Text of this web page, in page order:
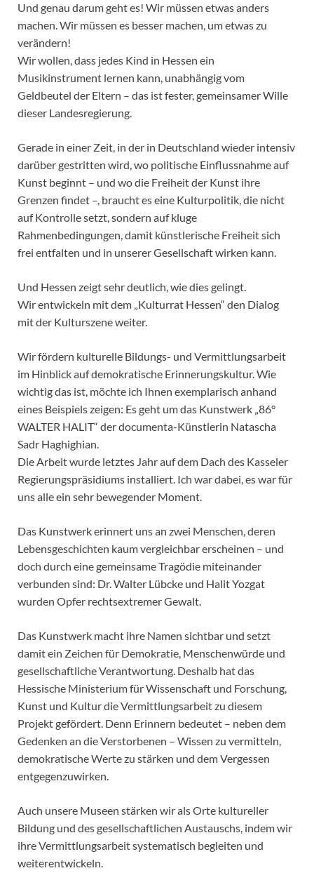
Und genau darum geht es! Wir müssen etwas anders
machen. Wir müssen es besser machen, um etwas zu
verändern!
Wir wollen, dass jedes Kind in Hessen ein
Musikinstrument lernen kann, unabhängig vom
Geldbeutel der Eltern – das ist fester, gemeinsamer Wille
dieser Landesregierung.
Gerade in einer Zeit, in der in Deutschland wieder intensiv
darüber gestritten wird, wo politische Einflussnahme auf
Kunst beginnt – und wo die Freiheit der Kunst ihre
Grenzen findet –, braucht es eine Kulturpolitik, die nicht
auf Kontrolle setzt, sondern auf kluge
Rahmenbedingungen, damit künstlerische Freiheit sich
frei entfalten und in unserer Gesellschaft wirken kann.
Und Hessen zeigt sehr deutlich, wie dies gelingt.
Wir entwickeln mit dem „Kulturrat Hessen“ den Dialog
mit der Kulturszene weiter.
Wir fördern kulturelle Bildungs- und Vermittlungsarbeit
im Hinblick auf demokratische Erinnerungskultur. Wie
wichtig das ist, möchte ich Ihnen exemplarisch anhand
eines Beispiels zeigen: Es geht um das Kunstwerk „86°
WALTER HALIT“ der documenta-Künstlerin Natascha
Sadr Haghighian.
Die Arbeit wurde letztes Jahr auf dem Dach des Kasseler
Regierungspräsidiums installiert. Ich war dabei, es war für
uns alle ein sehr bewegender Moment.
Das Kunstwerk erinnert uns an zwei Menschen, deren
Lebensgeschichten kaum vergleichbar erscheinen – und
doch durch eine gemeinsame Tragödie miteinander
verbunden sind: Dr. Walter Lübcke und Halit Yozgat
wurden Opfer rechtsextremer Gewalt.
Das Kunstwerk macht ihre Namen sichtbar und setzt
damit ein Zeichen für Demokratie, Menschenwürde und
gesellschaftliche Verantwortung. Deshalb hat das
Hessische Ministerium für Wissenschaft und Forschung,
Kunst und Kultur die Vermittlungsarbeit zu diesem
Projekt gefördert. Denn Erinnern bedeutet – neben dem
Gedenken an die Verstorbenen – Wissen zu vermitteln,
demokratische Werte zu stärken und dem Vergessen
entgegenzuwirken.
Auch unsere Museen stärken wir als Orte kultureller
Bildung und des gesellschaftlichen Austauschs, indem wir
ihre Vermittlungsarbeit systematisch begleiten und
weiterentwickeln.